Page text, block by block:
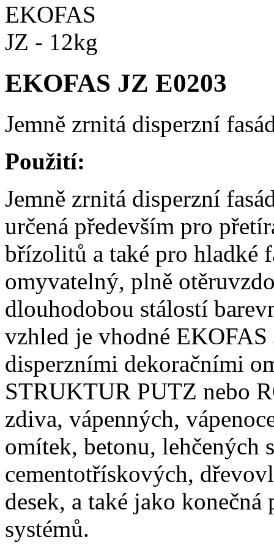
EKOFAS JZ E0203
Jemně zrnitá disperzní
Použití:
Jemně zrnitá disperzní
určená především pro
břízolitů a také pro hladké
omyvatelný, plně
dlouhodobou stálostí
vzhled je vhodné
disperzními dekoračními
STRUKTUR PUTZ nebo
zdiva, vápenných,
omítek, betonu, lehčených
cementotřískových,
desek, a také jako
systémů.